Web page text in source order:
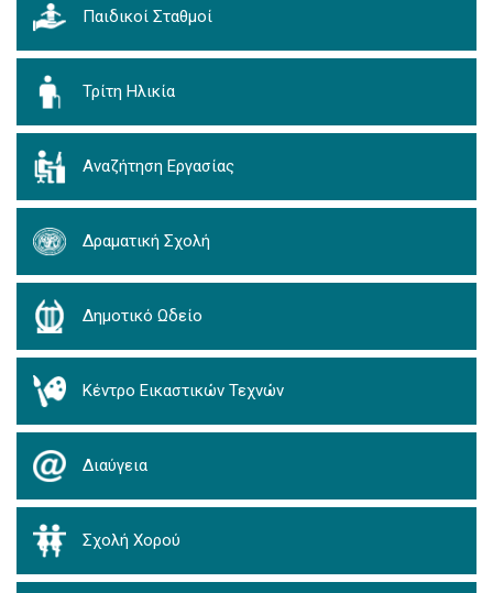
Παιδικοί Σταθμοί
Τρίτη Ηλικία
Αναζήτηση Εργασίας
Δραματική Σχολή
Δημοτικό Ωδείο
Κέντρο Εικαστικών Τεχνών
Διαύγεια
Σχολή Χορού